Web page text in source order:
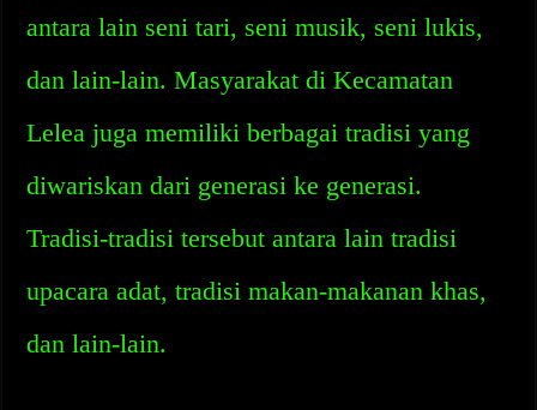
antara lain seni tari, seni musik, seni lukis,
dan lain-lain. Masyarakat di Kecamatan
Lelea juga memiliki berbagai tradisi yang
diwariskan dari generasi ke generasi.
Tradisi-tradisi tersebut antara lain tradisi
upacara adat, tradisi makan-makanan khas,
dan lain-lain.